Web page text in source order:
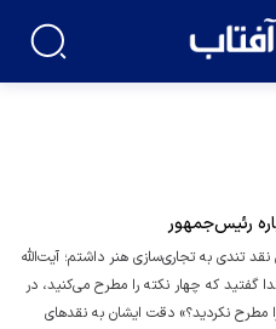
رئیس‌جمهور
تندی به تجاری‌سازی هنر داشتم؛ آیت‌الله
که چهار نکته را مطرح می‌کنید، در
مطرح نکردید؟» دقت ایشان به نقد‌های